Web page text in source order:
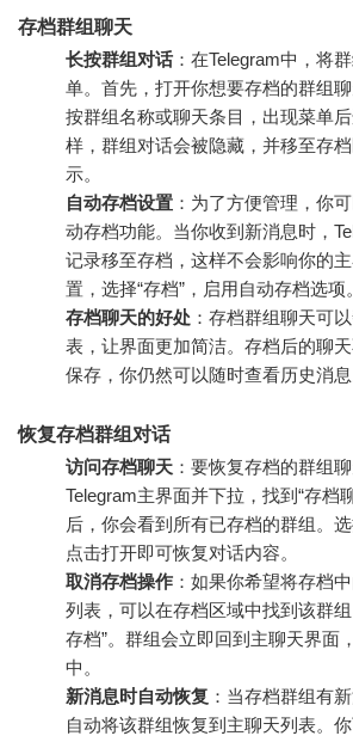
存档群组聊天
长按群组对话：在Telegram中，将
单。首先，打开你想要存档的群组
按群组名称或聊天条目，出现菜单
样，群组对话会被隐藏，并移至存
示。
自动存档设置 ：为了方便管理，你
动存档功能。当你收到新消息时，
记录移至存档，这样不会影响你的
置，选择“存档”，启用自动存档选项。
存档聊天的好处 ：存档群组聊天可
表，让界面更加简洁。存档后的聊
保存，你仍然可以随时查看历史消息
恢复存档群组对话
访问存档聊天 ：要恢复存档的群组
Telegram主界面并下拉，找到“存档
后，你会看到所有已存档的群组。
点击打开即可恢复对话内容。
取消存档操作 ：如果你希望将存档
列表，可以在存档区域中找到该群
存档”。群组会立即回到主聊天界面
中。
新消息时自动恢复 ：当存档群组有
自动将该群组恢复到主聊天列表。